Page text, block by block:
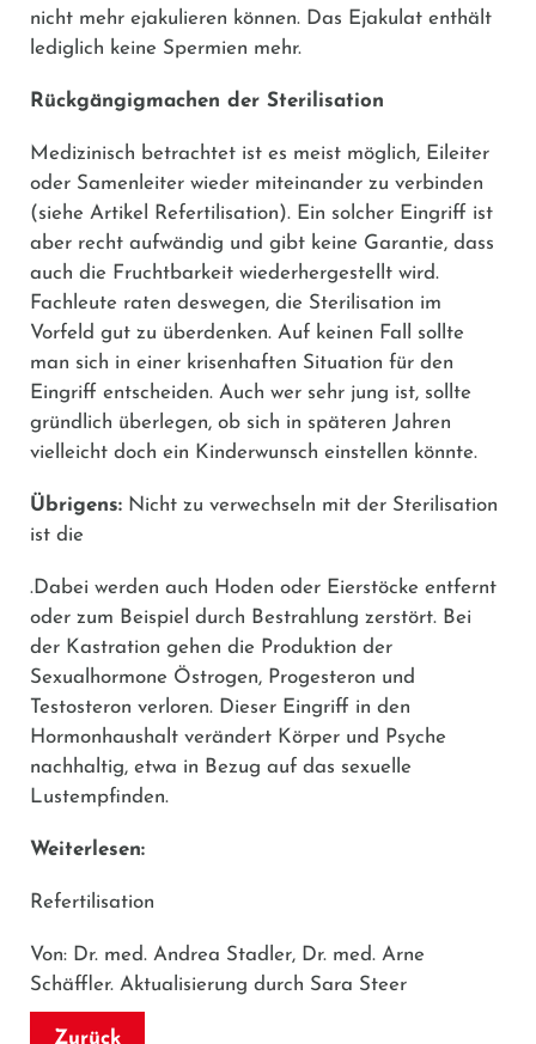
nicht mehr ejakulieren können. Das Ejakulat enthält
lediglich keine Spermien mehr.
Rückgängigmachen der Sterilisation
Medizinisch betrachtet ist es meist möglich, Eileiter
oder Samenleiter wieder miteinander zu verbinden
(siehe Artikel Refertilisation). Ein solcher Eingriff ist
aber recht aufwändig und gibt keine Garantie, dass
auch die Fruchtbarkeit wiederhergestellt wird.
Fachleute raten deswegen, die Sterilisation im
Vorfeld gut zu überdenken. Auf keinen Fall sollte
man sich in einer krisenhaften Situation für den
Eingriff entscheiden. Auch wer sehr jung ist, sollte
gründlich überlegen, ob sich in späteren Jahren
vielleicht doch ein Kinderwunsch einstellen könnte.
Übrigens: Nicht zu verwechseln mit der Sterilisation
ist die
.Dabei werden auch Hoden oder Eierstöcke entfernt
oder zum Beispiel durch Bestrahlung zerstört. Bei
der Kastration gehen die Produktion der
Sexualhormone Östrogen, Progesteron und
Testosteron verloren. Dieser Eingriff in den
Hormonhaushalt verändert Körper und Psyche
nachhaltig, etwa in Bezug auf das sexuelle
Lustempfinden.
Weiterlesen:
Refertilisation
Von: Dr. med. Andrea Stadler, Dr. med. Arne
Schäffler. Aktualisierung durch Sara Steer
Zurück